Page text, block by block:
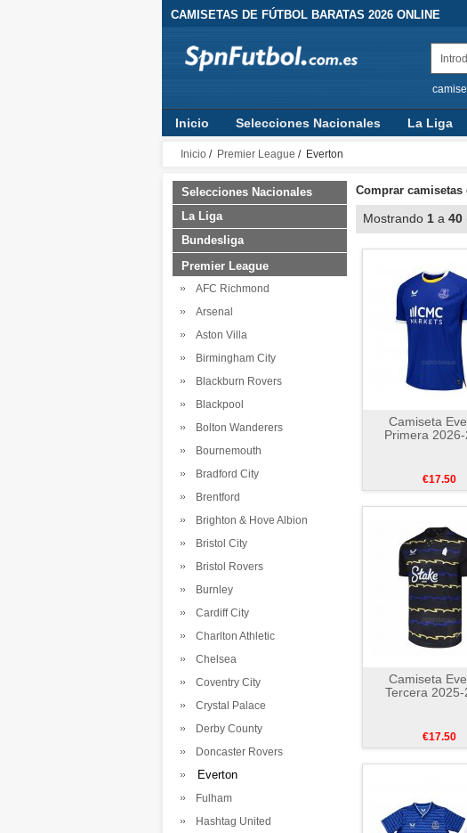
CAMISETAS DE FÚTBOL BARATAS 2026 ONLINE
Inicio Selecciones Nacionales La Liga
Inicio / Premier League / Everton
Selecciones Nacionales
La Liga
Bundesliga
Premier League
AFC Richmond
Arsenal
Aston Villa
Birmingham City
Blackburn Rovers
Blackpool
Bolton Wanderers
Bournemouth
Bradford City
Brentford
Brighton & Hove Albion
Bristol City
Bristol Rovers
Burnley
Cardiff City
Charlton Athletic
Chelsea
Coventry City
Crystal Palace
Derby County
Doncaster Rovers
Everton
Fulham
Hashtag United
Comprar camisetas
Mostrando 1 a 40
Camiseta
Primera
€17.50
Camiseta
Tercera 2025-
€17.50